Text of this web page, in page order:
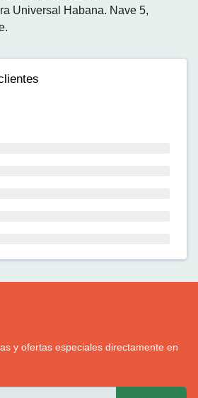
Universal Habana. Nave 5,
y ofertas especiales directamente en